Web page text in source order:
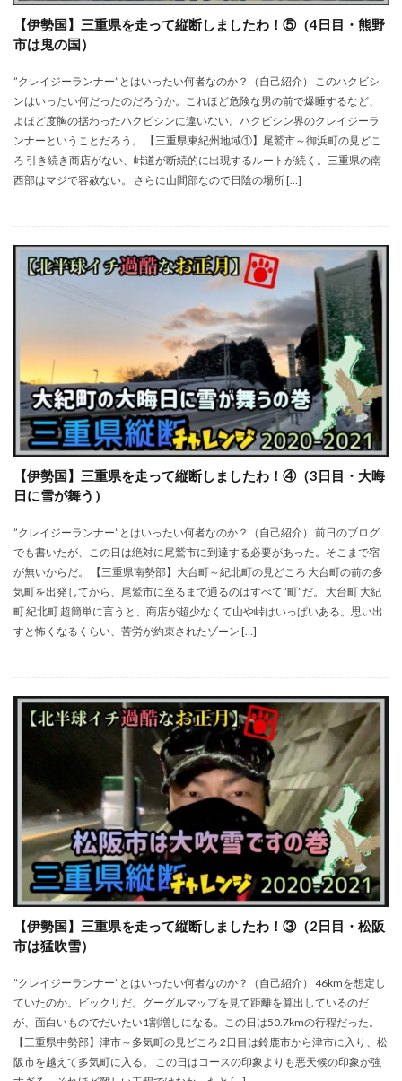
【伊勢国】三重県を走って縦断しましたわ！⑤（4日目・熊野
市は鬼の国）
”クレイジーランナー”とはいったい何者なのか？（自己紹介） このハクビシ
ンはいったい何だったのだろうか。これほど危険な男の前で爆睡するなど、
よほど度胸の据わったハクビシンに違いない。ハクビシン界のクレイジーラ
ンナーということだろう。 【三重県東紀州地域①】尾鷲市～御浜町の見どこ
ろ 引き続き商店がない、峠道が断続的に出現するルートが続く。三重県の南
西部はマジで容赦ない。 さらに山間部なので日陰の場所 […]
【伊勢国】三重県を走って縦断しましたわ！④（3日目・大晦
日に雪が舞う）
”クレイジーランナー”とはいったい何者なのか？（自己紹介） 前日のブログ
でも書いたが、この日は絶対に尾鷲市に到達する必要があった。そこまで宿
が無いからだ。 【三重県南勢部】大台町～紀北町の見どころ 大台町の前の多
気町を出発してから、尾鷲市に至るまで通るのはすべて”町”だ。 大台町 大紀
町 紀北町 超簡単に言うと、商店が超少なくて山や峠はいっぱいある。思い出
すと怖くなるくらい、苦労が約束されたゾーン […]
【伊勢国】三重県を走って縦断しましたわ！③（2日目・松阪
市は猛吹雪）
”クレイジーランナー”とはいったい何者なのか？（自己紹介） 46kmを想定し
ていたのか。ビックリだ。グーグルマップを見て距離を算出しているのだ
が、面白いものでだいたい1割増しになる。この日は50.7kmの行程だった。
【三重県中勢部】津市～多気町の見どころ 2日目は鈴鹿市から津市に入り、松
阪市を越えて多気町に入る。 この日はコースの印象よりも悪天候の印象が強